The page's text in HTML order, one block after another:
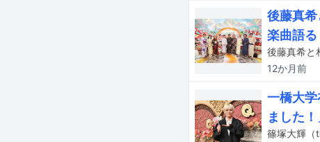
後藤真
楽曲語る
12か月前
一橋大
ました！